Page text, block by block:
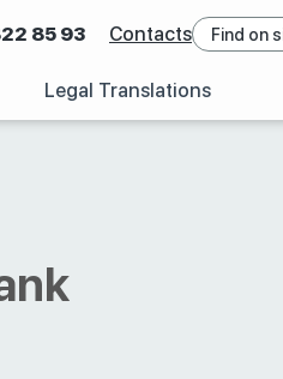
85 93 Contacts
Legal Translations